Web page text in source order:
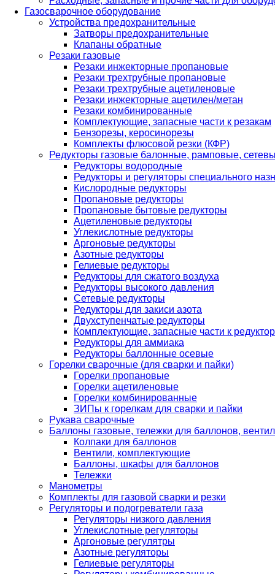
Газосварочное оборудование
Устройства предохранительные
Затворы предохранительные
Клапаны обратные
Резаки газовые
Резаки инжекторные пропановые
Резаки трехтрубные пропановые
Резаки трехтрубные ацетиленовые
Резаки инжекторные ацетилен/метан
Резаки комбинированные
Комплектующие, запасные части к резакам
Бензорезы, керосинорезы
Комплекты флюсовой резки (КФР)
Редукторы газовые балонные, рамповые,
Редукторы водородные
Редукторы и регуляторы специального
Кислородные редукторы
Пропановые редукторы
Пропановые бытовые редукторы
Ацетиленовые редукторы
Углекислотные редукторы
Аргоновые редукторы
Азотные редукторы
Гелиевые редукторы
Редукторы для сжатого воздуха
Редукторы высокого давления
Сетевые редукторы
Редукторы для закиси азота
Двухступенчатые редукторы
Комплектующие, запасные части к
Редукторы для аммиака
Редукторы баллонные осевые
Горелки сварочные (для сварки и пайки)
Горелки пропановые
Горелки ацетиленовые
Горелки комбинированные
ЗИПы к горелкам для сварки и пайки
Рукава сварочные
Баллоны газовые, тележки для баллонов,
Колпаки для баллонов
Вентили, комплектующие
Баллоны, шкафы для баллонов
Тележки
Манометры
Комплекты для газовой сварки и резки
Регуляторы и подогреватели газа
Регуляторы низкого давления
Углекислотные регуляторы
Аргоновые регулятры
Азотные регуляторы
Гелиевые регуляторы